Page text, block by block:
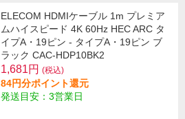
ELECOM HDMIケーブル 1m プレミア
ムハイスピード 4K 60Hz HEC ARC タ
イプA・19ピン - タイプA・19ピン ブ
ラック CAC-HDP10BK2
1,681円 (税込)
84円分ポイント還元
発送目安：3営業日